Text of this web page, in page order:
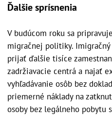
Ďalšie sprísnenia
V budúcom roku sa
migračnej politiky. Imigračný
prijať ďalšie tisíce
zadržiavacie centrá a najať
vyhľadávanie osôb bez
priemerné náklady na
osoby bez legálneho pobytu